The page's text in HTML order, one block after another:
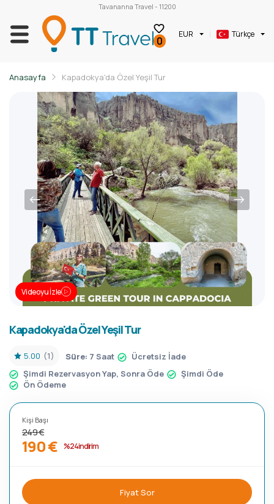
Tavananna Travel - 11200
0 EUR Türkçe
Anasayfa Kapadokya'da Özel Yeşil Tur
Videoyu İzle
Kapadokya'da Özel Yeşil Tur
5.00 (1) Süre: 7 Saat
Ücretsiz İade
Şimdi Rezervasyon Yap, Sonra Öde
Şimdi Öde
Ön Ödeme
Kişi Başı
249 €
190 € %24 indirim
Fiyat Sor